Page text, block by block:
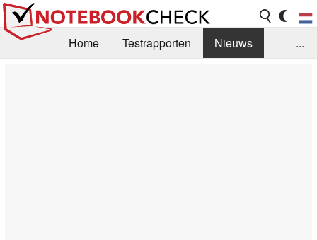
Home Testrapporten
Nieuws
...